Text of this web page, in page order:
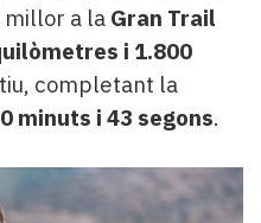
a la Gran Trail
i 1.800
completant la
minuts i 43 segons.